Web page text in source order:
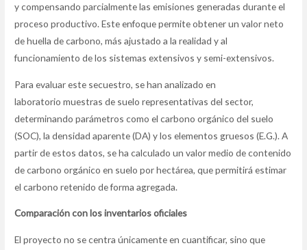
y compensando parcialmente las emisiones generadas durante el
proceso productivo. Este enfoque permite obtener un valor neto
de huella de carbono, más ajustado a la realidad y al
funcionamiento de los sistemas extensivos y semi-extensivos.
Para evaluar este secuestro, se han analizado en
laboratorio muestras de suelo representativas del sector,
determinando parámetros como el carbono orgánico del suelo
(SOC), la densidad aparente (DA) y los elementos gruesos (E.G.). A
partir de estos datos, se ha calculado un valor medio de contenido
de carbono orgánico en suelo por hectárea, que permitirá estimar
el carbono retenido de forma agregada.
Comparación con los inventarios oficiales
El proyecto no se centra únicamente en cuantificar, sino que